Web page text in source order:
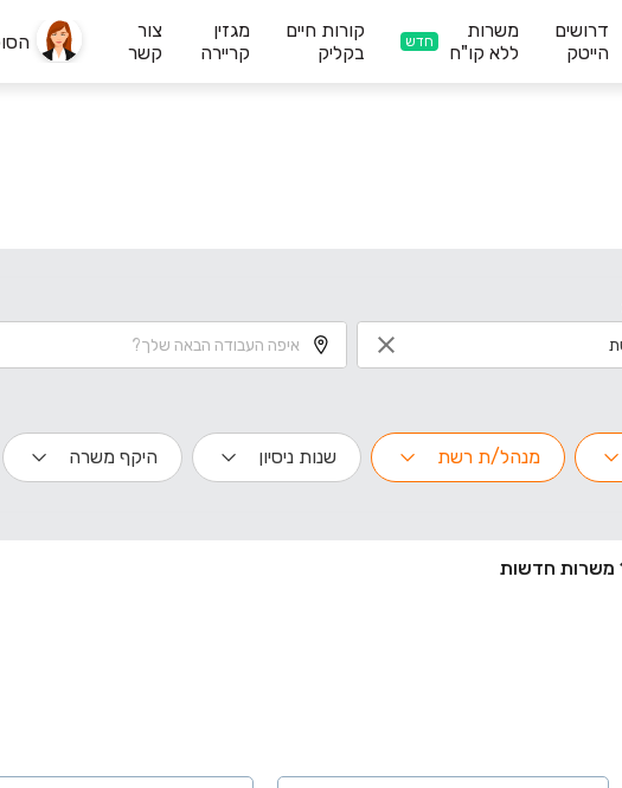
דרושים
הייטק
משרות
ללא קו"ח
חדש
קורות חיים
בקליק
מגזין
קריירה
צור
קשר
מנהל/ת רשת שנות ניסיון היקף משרה